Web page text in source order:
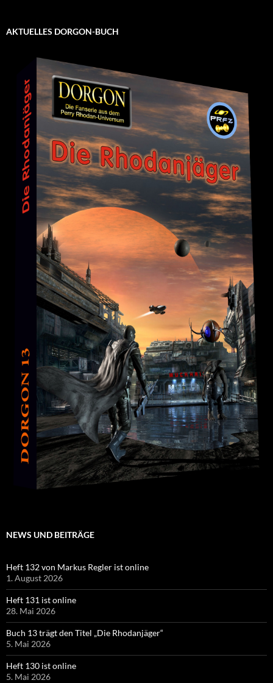
AKTUELLES DORGON-BUCH
NEWS UND BEITRÄGE
Heft 132 von Markus Regler ist online
1. August 2026
Heft 131 ist online
28. Mai 2026
Buch 13 trägt den Titel „Die Rhodanjäger“
5. Mai 2026
Heft 130 ist online
5. Mai 2026